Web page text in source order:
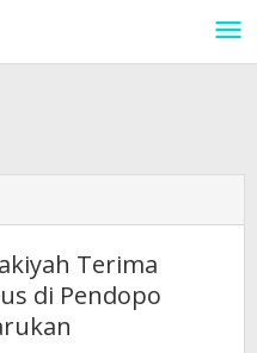
Terima
di Pendopo